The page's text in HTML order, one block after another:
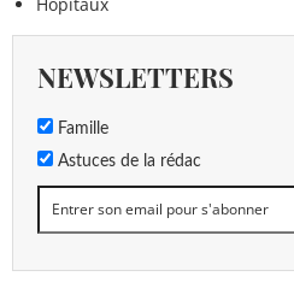
NEWSLETTERS
Famille
Astuces de la rédac